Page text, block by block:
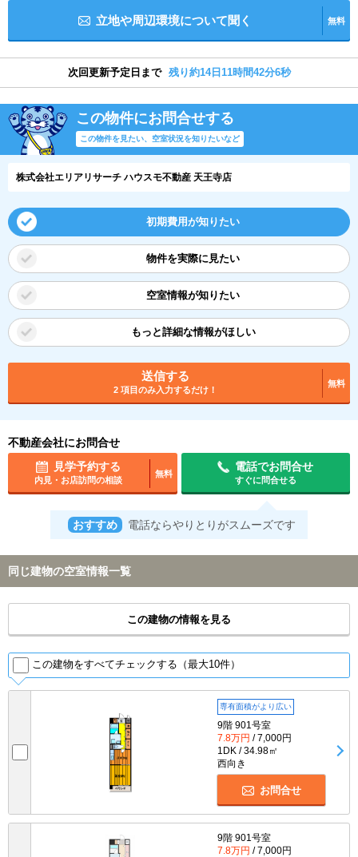
立地や周辺環境について聞く 無料
次回更新予定日まで 残り約14日11時間42分5秒
この物件にお問合せする
この物件を見たい、空室状況を知りたいなど
株式会社エリアリサーチ ハウスモ不動産 天王寺店
初期費用が知りたい
物件を実際に見たい
空室情報が知りたい
もっと詳細な情報がほしい
送信する
2 項目のみ入力するだけ！
無料
不動産会社にお問合せ
見学予約する
内見・お店訪問の相談
無料
電話でお問合せ
すぐに問合せる
おすすめ 電話ならやりとりがスムーズです
同じ建物の空室情報一覧
この建物の情報を見る
この建物をすべてチェックする（最大10件）
専有面積がより広い
9階 901号室
7.8万円 / 7,000円
1DK / 34.98㎡
西向き
お問合せ
9階 901号室
7.8万円 / 7,000円